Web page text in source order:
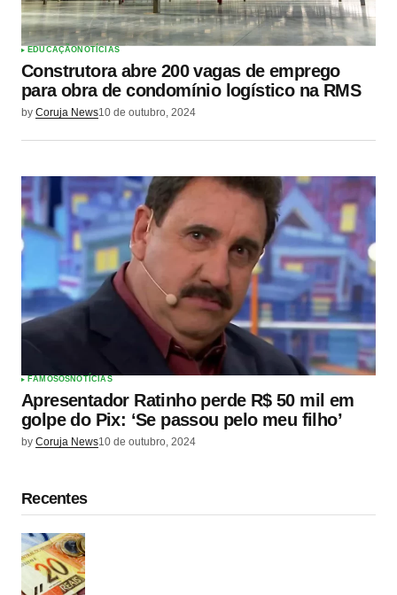
EDUCAÇÃONOTÍCIAS
Construtora abre 200 vagas de emprego
para obra de condomínio logístico na RMS
by Coruja News10 de outubro, 2024
FAMOSOSNOTÍCIAS
Apresentador Ratinho perde R$ 50 mil em
golpe do Pix: ‘Se passou pelo meu filho’
by Coruja News10 de outubro, 2024
Recentes